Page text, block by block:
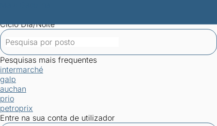
Ciclo Dia/Noite
Pesquisas mais frequentes
intermarché
galp
auchan
prio
petroprix
Entre na sua conta de utilizador